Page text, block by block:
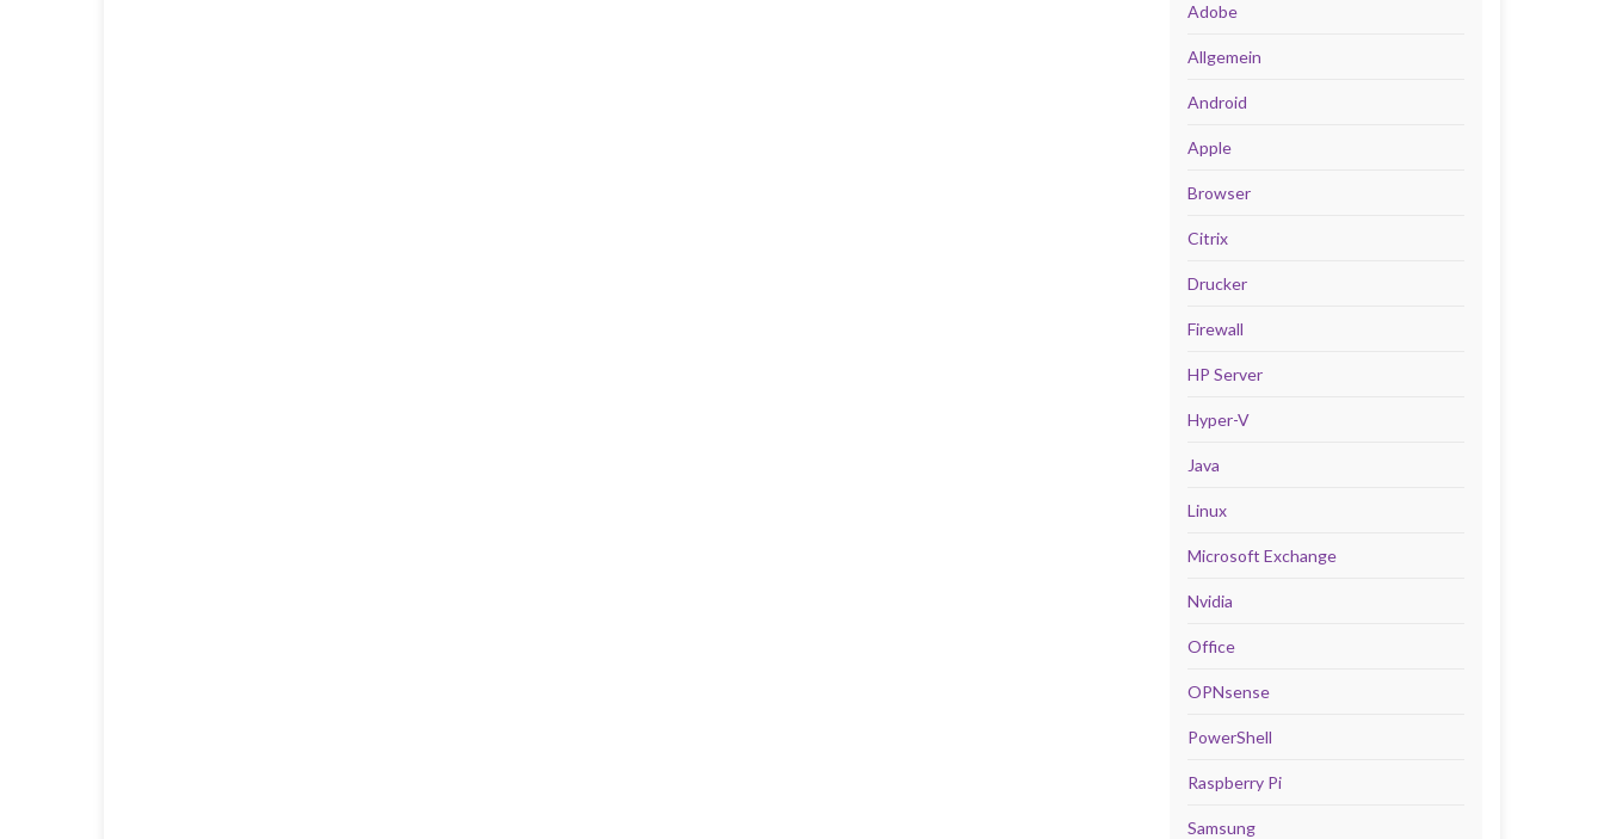
Adobe
Allgemein
Android
Apple
Browser
Citrix
Drucker
Firewall
HP Server
Hyper-V
Java
Linux
Microsoft Exchange
Nvidia
Office
OPNsense
PowerShell
Raspberry Pi
Samsung